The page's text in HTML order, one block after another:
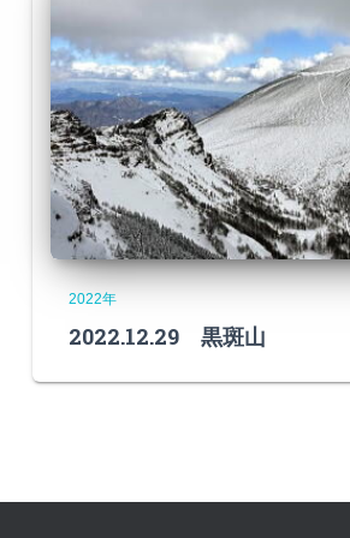
2022年
2022.12.29 黒斑山